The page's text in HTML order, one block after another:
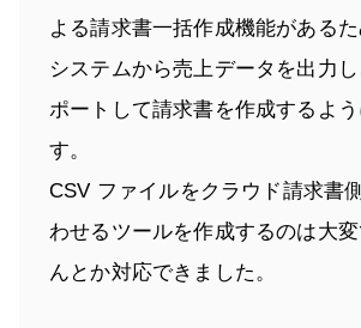
よる請求書一括作成機能がある
システムから売上データを出力
ポートして請求書を作成するよう
す。
CSV ファイルをクラウド請求書
わせるツールを作成するのは大
んとか対応できました。